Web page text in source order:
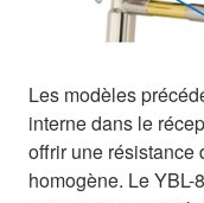
Les modèles
interne dans le
offrir une résistance
homogène. Le